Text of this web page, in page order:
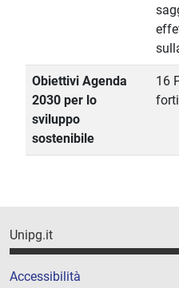
Obiettivi Agenda
2030 per lo
sviluppo
sostenibile
16
forti
Unipg.it
Accessibilità